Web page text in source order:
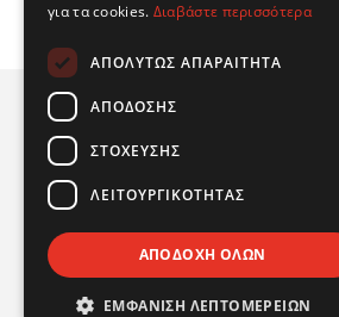
Powered byRadicode
για τα cookies. Διαβάστε περισσότερα
ΑΠΟΛΎΤΩΣ ΑΠΑΡΑΊΤΗΤΑ
ΑΠΌΔΟΣΗΣ
ΣΤΌΧΕΥΣΗΣ
ΛΕΙΤΟΥΡΓΙΚΌΤΗΤΑΣ
ΑΠΟΔΟΧΉ ΌΛΩΝ
ΕΜΦΆΝΙΣΗ ΛΕΠΤΟΜΕΡΕΙΏΝ